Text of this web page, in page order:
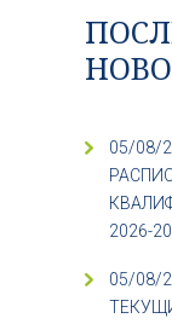
05/08/
2026-
05/08/